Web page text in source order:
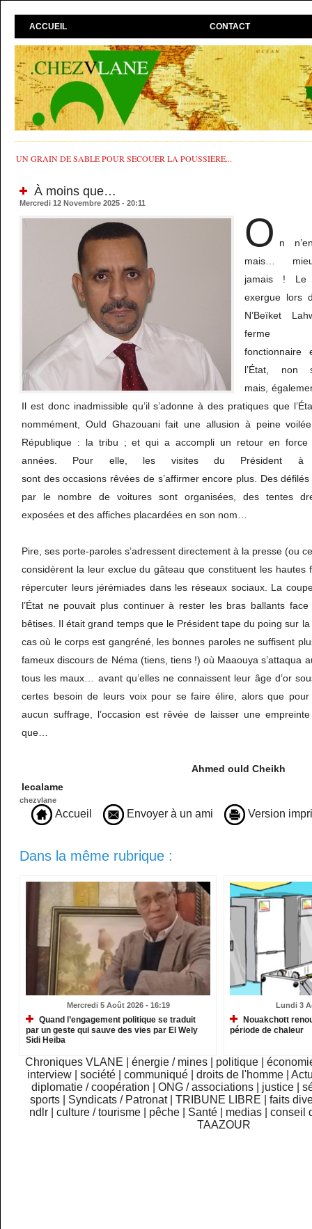
ACCUEIL CONTACT
UN GRAIN DE SABLE POUR SECOUER LA POUSSIÈRE...
À moins que…
Mercredi 12 Novembre 2025 - 20:11
O
n
mais…
jamais ! Le
exergue lors
N’Beïket
fonctionnaire
l’État, non
mais,
Il est donc inadmissible qu’il s’adonne à des pratiques que
nommément, Ould Ghazouani fait une allusion à peine
République : la tribu ; et qui a accompli un retour en force
années. Pour elle, les visites du Président à
sont des occasions rêvées de s’affirmer encore plus. Des
par le nombre de voitures sont organisées, des tentes
exposées et des affiches placardées en son nom…
Pire, ses porte-paroles s’adressent directement à la presse (ou
considèrent la leur exclue du gâteau que constituent les hautes
répercuter leurs jérémiades dans les réseaux sociaux. La
l’État ne pouvait plus continuer à rester les bras ballants
bêtises. Il était grand temps que le Président tape du poing sur
cas où le corps est gangréné, les bonnes paroles ne suffisent
fameux discours de Néma (tiens, tiens !) où Maaouya s’attaqua
tous les maux… avant qu’elles ne connaissent leur âge d’or
certes besoin de leurs voix pour se faire élire, alors que
aucun suffrage, l’occasion est rêvée de laisser une
que…
Ahmed ould Cheikh
lecalame
chezvlane
Accueil Envoyer à un ami Version
Dans la même rubrique :
Mercredi 5 Août 2026 - 16:19
Quand l’engagement politique se traduit
par un geste qui sauve des vies par El Wely
Sidi Heiba
Lundi 3
Nouakchott
période de chaleur
Chroniques VLANE énergie / mines politique
interview
|société |communiqué |droits de l'homme |
diplomatie / coopération
ONG / associations justice
sports
Syndicats / Patronat TRIBUNE LIBRE
faits
ndlr
|culture / tourisme pêche Santé medias |conseil
TAAZOUR